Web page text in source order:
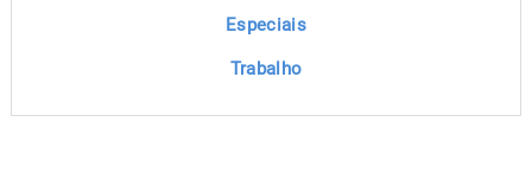
Especiais
Trabalho